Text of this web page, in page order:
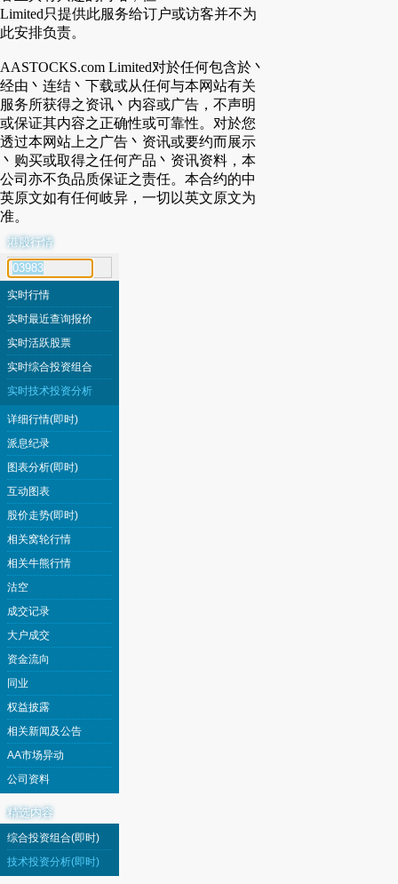
Limited只提供此服务给订户或访客并不为
此安排负责。
AASTOCKS.com Limited对於任何包含於丶
经由丶连结丶下载或从任何与本网站有关
服务所获得之资讯丶内容或广告，不声明
或保证其内容之正确性或可靠性。对於您
透过本网站上之广告丶资讯或要约而展示
丶购买或取得之任何产品丶资讯资料，本
公司亦不负品质保证之责任。本合约的中
英原文如有任何岐异，一切以英文原文为
准。
港股行情
代号搜寻
实时行情
实时最近查询报价
实时活跃股票
实时综合投资组合
实时技术投资分析
详细行情(即时)
派息纪录
图表分析(即时)
互动图表
股价走势(即时)
相关窝轮行情
相关牛熊行情
沽空
成交记录
大户成交
资金流向
同业
权益披露
相关新闻及公告
AA市场异动
公司资料
精选内容
综合投资组合(即时)
技术投资分析(即时)